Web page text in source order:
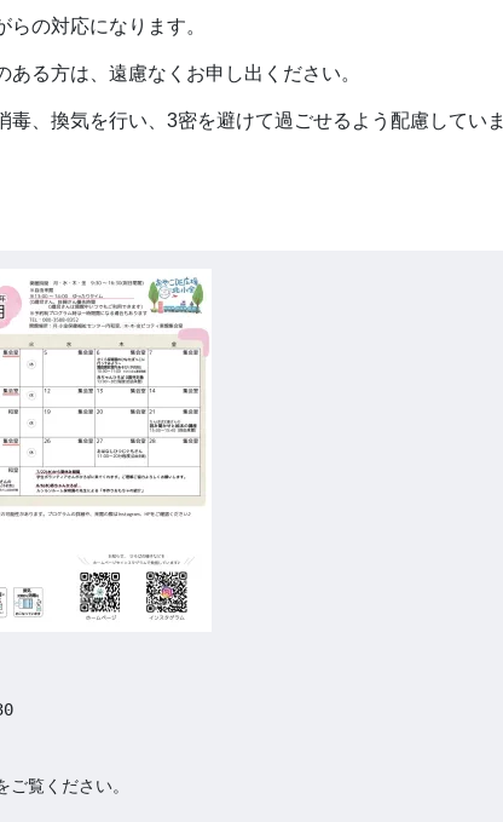
の対応になります。
る方は、遠慮なくお申し出ください。
毒、換気を行い、3密を避けて過ごせるよう配慮していま
ご覧ください。